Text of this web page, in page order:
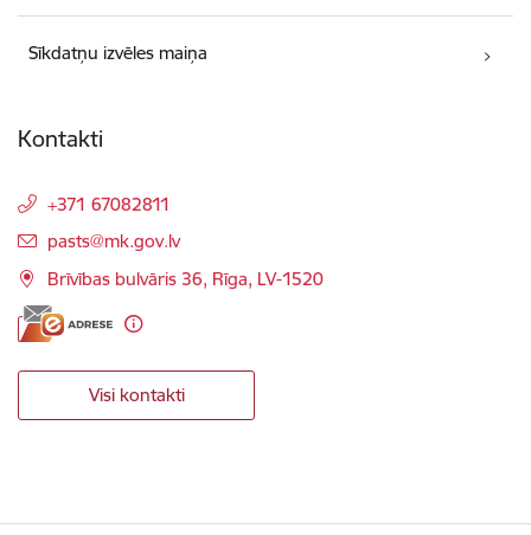
Sīkdatņu izvēles maiņa
Kontakti
+371 67082811
E-pasts:
pasts@mk.gov.lv
Brīvības bulvāris 36, Rīga, LV-1520
Visi kontakti